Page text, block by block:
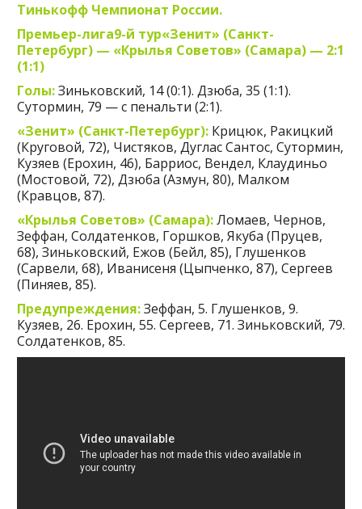
Тинькофф Чемпионат России.
Премьер-лига9-й тур«Зенит» (Санкт-
Петербург) — «Крылья Советов» (Самара) — 2:1
(1:1)
Голы:Зиньковский, 14 (0:1). Дзюба, 35 (1:1).
Сутормин, 79 — с пенальти (2:1).
«Зенит» (Санкт-Петербург): Крицюк, Ракицкий
(Круговой, 72), Чистяков, Дуглас Сантос, Сутормин,
Кузяев (Ерохин, 46), Барриос, Вендел, Клаудиньо
(Мостовой, 72), Дзюба (Азмун, 80), Малком
(Кравцов, 87).
«Крылья Советов» (Самара):Ломаев, Чернов,
Зеффан, Солдатенков, Горшков, Якуба (Пруцев,
68), Зиньковский, Ежов (Бейл, 85), Глушенков
(Сарвели, 68), Иванисеня (Цыпченко, 87), Сергеев
(Пиняев, 85).
Предупреждения:Зеффан, 5. Глушенков, 9.
Кузяев, 26. Ерохин, 55. Сергеев, 71. Зиньковский, 79.
Солдатенков, 85.